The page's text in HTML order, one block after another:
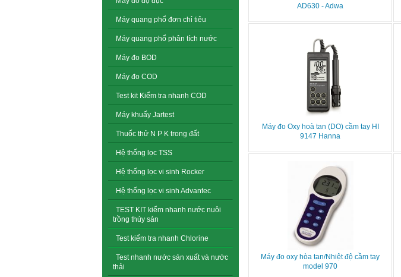
Máy quang phổ đơn chỉ tiêu
Máy quang phổ phân tích nước
Máy đo BOD
Máy đo COD
Test kit Kiểm tra nhanh COD
Máy khuấy Jartest
Thuốc thử N P K trong đất
Hệ thống lọc TSS
Hệ thống lọc vi sinh Rocker
Hệ thống lọc vi sinh Advantec
TEST KIT kiểm nhanh nước nuôi
trồng thủy sản
Test kiểm tra nhanh Chlorine
Test nhanh nước sản xuất và nước
thải
AD630 - Adwa
Máy đo Oxy hoà tan (DO) cầm tay HI
9147 Hanna
Máy đo oxy hòa tan/Nhiệt độ cầm tay
model 970